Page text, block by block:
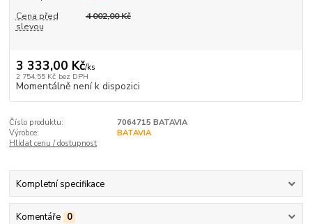
Cena před
slevou
4 002,00 Kč
3 333,00 Kč/ks
2 754,55 Kč bez DPH
Momentálně není k dispozici
Číslo produktu:
7064715 BATAVIA
Výrobce:
BATAVIA
Hlídat cenu / dostupnost
Kompletní specifikace
Komentáře 0